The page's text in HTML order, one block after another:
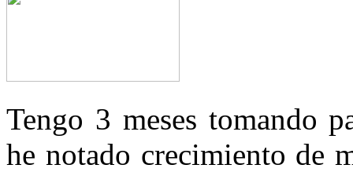
Tengo 3 meses tomando
he notado crecimiento de